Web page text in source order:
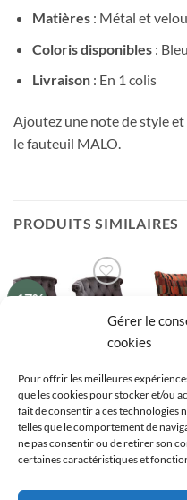
Gérer le
cookies
Pour offrir les meilleures
que les cookies pour stocker et/ou
fait de consentir à ces technologies
telles que le comportement de
ne pas consentir ou de retirer son
certaines caractéristiques et
Matières: Métal et
Coloris disponibles:
Livraison: En 1 colis
Ajoutez une note de style
le fauteuil MALO.
PRODUITS SIMILAIRES
-17%
Ajouter
FAUTEUIL CRAPAUD
2 Fauteuils en
Velours
415,99€ Le
prix
345,99€Le
prix
Ajouter à la
329,78